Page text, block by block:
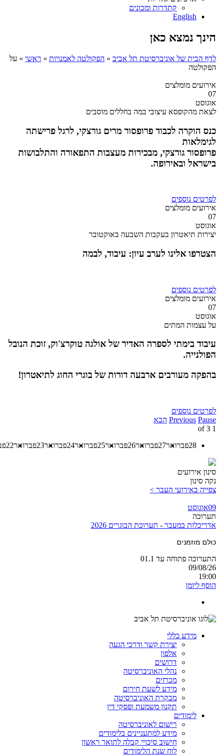
קתדרות ומכונים
English
הינך נמצא כאן
לדף הבית של אוניברסיטת תל אביב » הפקולטה לאמנויות » ראשי » על
הפקולטה
אירועים מומלצים
07
אוגוסט
לצאת מהקופסא עיצובי במה בחללים מוסבים
כנס הוקרה לכבוד פרופסור מרים גורצקי, לרגל פרישתה
לגימלאות
פרופסור גורצקי, מבכירות מעצבות התפאורה והתלבושות
בישראל ובאירופה.
לפרטים נוספים
אירועים מומלצים
07
אוגוסט
יצירות תיאטרון בעקבות השבעה באוקטובר
הצטרפו אלינו לערב עיון: עיבוד, לבמה
לפרטים נוספים
אירועים מומלצים
07
אוגוסט
על עצמות המתים
עיבוד בימתי לספרה האדיר של אולגה טוקרצ'וק, זוכת הנובל
הפולנייה.
בהפקה מעורבים ארבעה דורות של בוגרי החוג לתיאטרון!
לפרטים נוספים
Previous Pause
הבא
1
3
28פברואר27פברואר26פברואר25פברואר24פברואר23פברואר22
סינון אירועים
נקה סינון
צפייה באירועי העבר >
09אוגוסט
תערוכה
אדריכלות במעבר - תערוכת הבוגרים 2026
כולם מוזמנים
התערוכה פתוחה עד 01.1
09/08/26
19:00
הוסף ליומן
מידע כללי
יצירת קשר ודרכי הגעה
אלפון
דרושים
נהלי האוניברסיטה
מכרזים
מידע לשעת חירום
מבקרת האוניברסיטה
תקנון משמעת ופסקי דין
לימודים
רישום לאוניברסיטה
מידע למתעניינים בלימודים
חישוב סיכויי קבלה לתואר ראשון
לוח שנת הלימודים